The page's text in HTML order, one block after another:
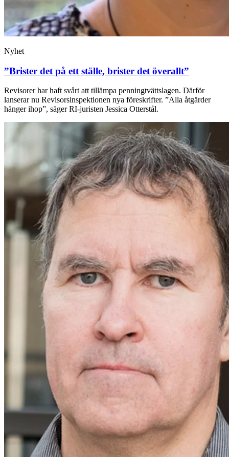
Nyhet
”Brister det på ett ställe, brister det överallt”
Revisorer har haft svårt att tillämpa penningtvättslagen. Därför
lanserar nu Revisorsinspektionen nya föreskrifter. ”Alla åtgärder
hänger ihop”, säger RI-juristen Jessica Otterstål.